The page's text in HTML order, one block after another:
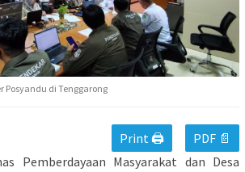
Posyandu di Tenggarong
Print 🖨
PDF 📄
Pemberdayaan Masyarakat dan Desa